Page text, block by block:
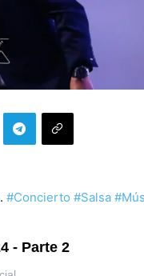
. #Concierto #Salsa